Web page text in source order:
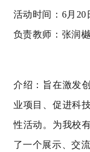
活动时间 ： 6月 20
负责教师：张润樾
介绍：旨在激发
业项目、促进科
性活动。为我校
了一个展示、交